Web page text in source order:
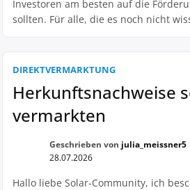
Investoren am besten auf die
sollten. Für alle, die es noch nicht
landwirtschaftlichen Flächen kann
DIREKTVERMARKTUNG
Herkunftsnachweise
vermarkten
Geschrieben von julia_meissner5
28.07.2026
Hallo liebe Solar-Community, ich